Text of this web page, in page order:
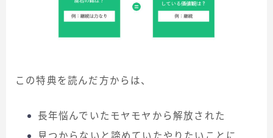
この特典を読んだ方からは、
長年悩んでいたモヤモヤから解放された